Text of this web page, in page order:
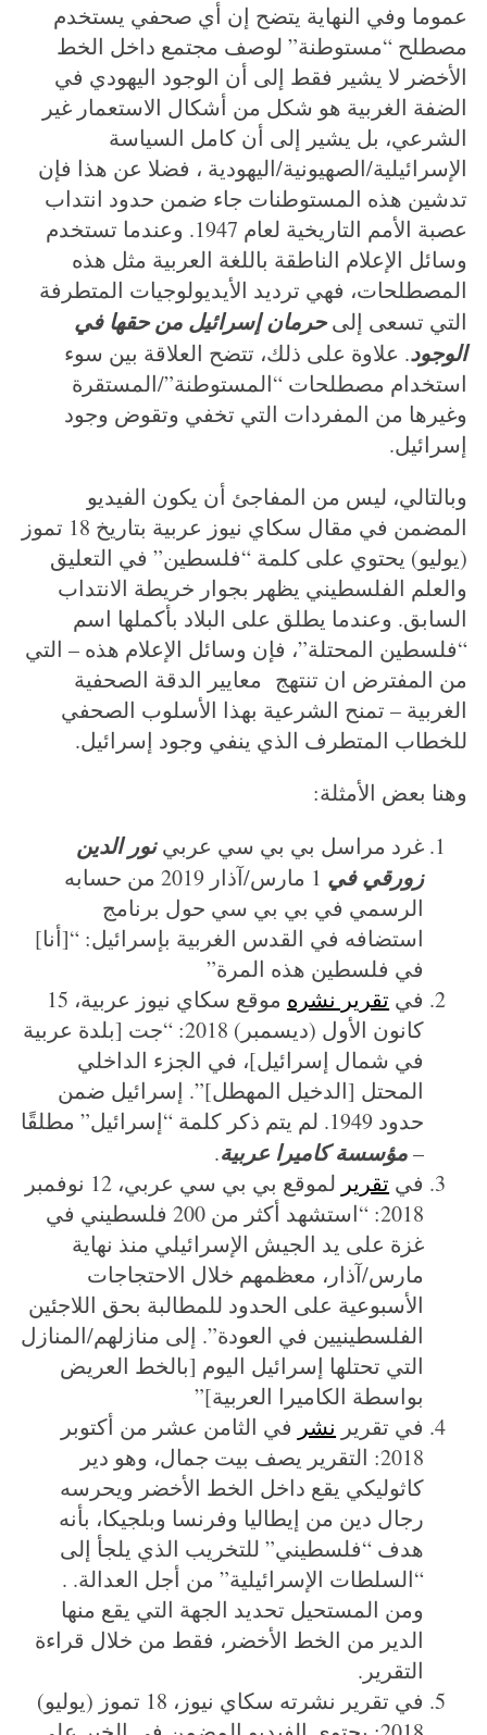
عموما وفي النهاية يتضح إن أي صحفي يستخدم
مصطلح “مستوطنة” لوصف مجتمع داخل الخط
الأخضر لا يشير فقط إلى أن الوجود اليهودي في
الضفة الغربية هو شكل من أشكال الاستعمار غير
الشرعي، بل يشير إلى أن كامل السياسة
الإسرائيلية/الصهيونية/اليهودية ، فضلا عن هذا فإن
تدشين هذه المستوطنات جاء ضمن حدود انتداب
عصبة الأمم التاريخية لعام 1947. وعندما تستخدم
وسائل الإعلام الناطقة باللغة العربية مثل هذه
المصطلحات، فهي ترديد الأيديولوجيات المتطرفة
التي تسعى إلىحرمان إسرائيل من حقها في
الوجود. علاوة على ذلك، تتضح العلاقة بين سوء
استخدام مصطلحات “المستوطنة”/المستقرة
وغيرها من المفردات التي تخفي وتقوض وجود
إسرائيل.
وبالتالي، ليس من المفاجئ أن يكون الفيديو
المضمن في مقال سكاي نيوز عربية بتاريخ 18 تموز
(يوليو) يحتوي على كلمة “فلسطين” في التعليق
والعلم الفلسطيني يظهر بجوار خريطة الانتداب
السابق. وعندما يطلق على البلاد بأكملها اسم
“فلسطين المحتلة”، فإن وسائل الإعلام هذه – التي
من المفترض ان تنتهج معايير الدقة الصحفية
الغربية – تمنح الشرعية بهذا الأسلوب الصحفي
للخطاب المتطرف الذي ينفي وجود إسرائيل.
وهنا بعض الأمثلة:
غرد مراسل بي بي سي عربينور الدين
زورقي في
1 مارس/آذار 2019 من حسابه
الرسمي في بي بي سي حول برنامج
استضافه في القدس الغربية بإسرائيل: “[أنا]
في فلسطين هذه المرة”
في تقرير نشره
موقع سكاي نيوز عربية، 15
كانون الأول (ديسمبر) 2018: “جت [بلدة عربية
في شمال إسرائيل]، في الجزء الداخلي
المحتل [الدخيل المهطل]”. إسرائيل ضمن
حدود 1949. لم يتم ذكر كلمة “إسرائيل” مطلقًا
–مؤسسة كاميرا عربية.
في تقرير
لموقع بي بي سي عربي، 12 نوفمبر
2018: “استشهد أكثر من 200 فلسطيني في
غزة على يد الجيش الإسرائيلي منذ نهاية
مارس/آذار، معظمهم خلال الاحتجاجات
الأسبوعية على الحدود للمطالبة بحق اللاجئين
الفلسطينيين في العودة”. إلى منازلهم/المنازل
التي تحتلها إسرائيل اليوم [بالخط العريض
بواسطة الكاميرا العربية]”
في تقرير نشر في الثامن عشر من أكتوبر
2018: التقرير يصف بيت جمال، وهو دير
كاثوليكي يقع داخل الخط الأخضر ويحرسه
رجال دين من إيطاليا وفرنسا وبلجيكا، بأنه
هدف “فلسطيني” للتخريب الذي يلجأ إلى
“السلطات الإسرائيلية” من أجل العدالة. .
ومن المستحيل تحديد الجهة التي يقع منها
الدير من الخط الأخضر، فقط من خلال قراءة
التقرير.
في تقرير نشرته سكاي نيوز، 18 تموز (يوليو)